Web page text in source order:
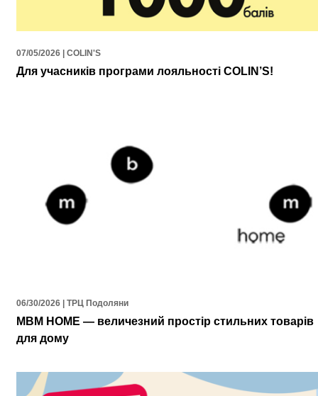
07/05/2026 | COLIN'S
Для учасників програми лояльності COLIN’S!
06/30/2026 | ТРЦ Подоляни
MBM HOME — величезний простір стильних товарів
для дому